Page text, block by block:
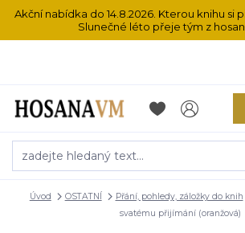
Akční nabídka do 14.8.2026. Kterou knihu si
Slunečné léto přeje tým z
Úvod OSTATNÍ Přání, pohledy, záložky do knih
svatému přijímání (oranžová)